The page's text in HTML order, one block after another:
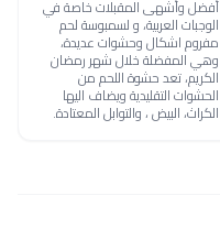
أفضل وأشهى المقبلات خاصة في
الوجبات العربية، و لسمبوسة لحم
مفروم اشكال وحشوات عديدة،
وهي المفضلة خلال شهر رمضان
الكريم، تعد حشوة اللحم من
الحشوات التقليدية ويضاف اليها
الكراث، البيض ، والتوابل المعتادة.